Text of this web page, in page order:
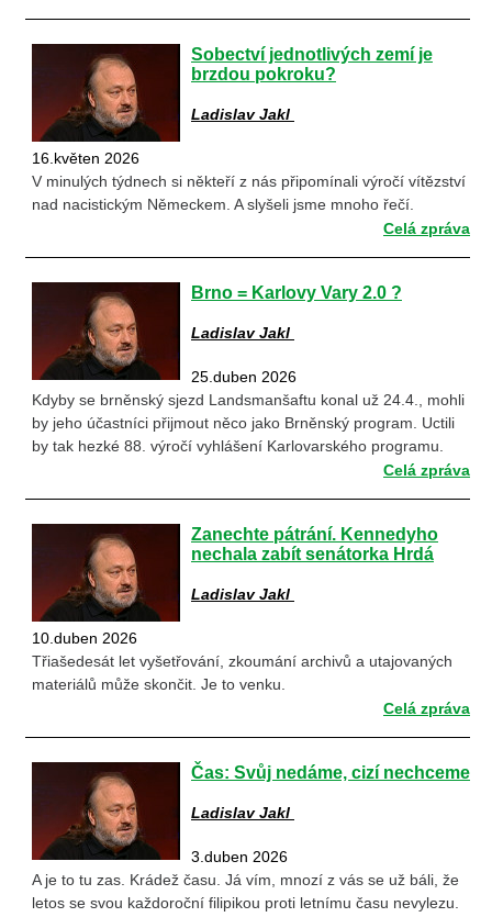
Sobectví jednotlivých zemí je
brzdou pokroku?
Ladislav Jakl
16.květen 2026
V minulých týdnech si někteří z nás připomínali výročí vítězství
nad nacistickým Německem. A slyšeli jsme mnoho řečí.
Celá zpráva
Brno = Karlovy Vary 2.0 ?
Ladislav Jakl
25.duben 2026
Kdyby se brněnský sjezd Landsmanšaftu konal už 24.4., mohli
by jeho účastníci přijmout něco jako Brněnský program. Uctili
by tak hezké 88. výročí vyhlášení Karlovarského programu.
Celá zpráva
Zanechte pátrání. Kennedyho
nechala zabít senátorka Hrdá
Ladislav Jakl
10.duben 2026
Třiašedesát let vyšetřování, zkoumání archivů a utajovaných
materiálů může skončit. Je to venku.
Celá zpráva
Čas: Svůj nedáme, cizí nechceme
Ladislav Jakl
3.duben 2026
A je to tu zas. Krádež času. Já vím, mnozí z vás se už báli, že
letos se svou každoroční filipikou proti letnímu času nevylezu.